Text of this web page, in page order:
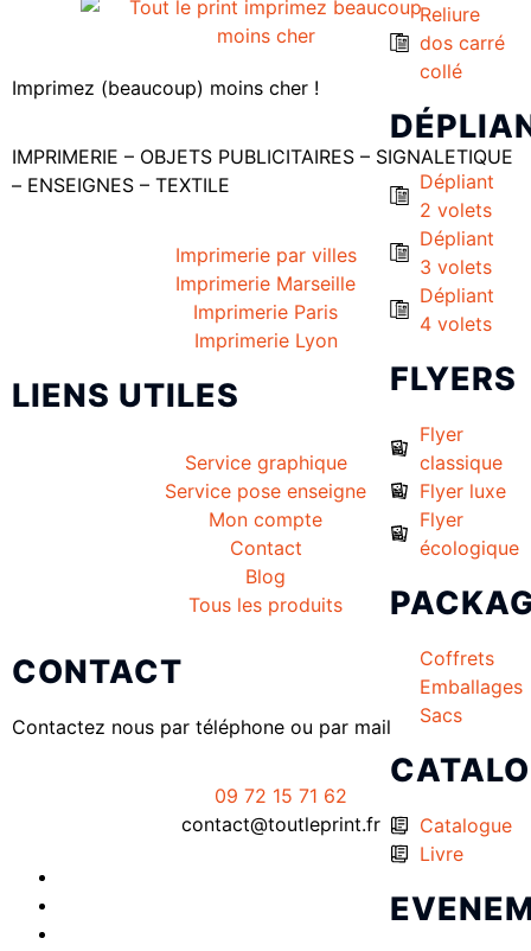
Reliure
dos carré
collé
Dépliant
2 volets
Dépliant
3 volets
Dépliant
4 volets
FLYERS
Flyer
classique
Flyer luxe
Flyer
écologique
Coffrets
Emballages
Sacs
Catalogue
Livre
Imprimez (beaucoup) moins cher !
IMPRIMERIE – OBJETS PUBLICITAIRES – SIGNALETIQUE
– ENSEIGNES – TEXTILE
Imprimerie par villes
Imprimerie Marseille
Imprimerie Paris
Imprimerie Lyon
LIENS UTILES
Service graphique
Service pose enseigne
Mon compte
Contact
Blog
Tous les produits
CONTACT
Contactez nous par téléphone ou par mail
09 72 15 71 62
contact@toutleprint.fr